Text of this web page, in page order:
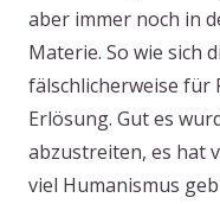
aber immer noch in
Materie. So wie sich
fälschlicherweise für
Erlösung. Gut es
abzustreiten, es hat
viel Humanismus